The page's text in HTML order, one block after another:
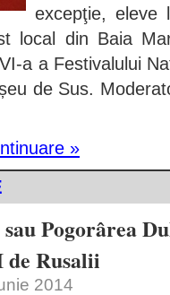
excepţie, eleve
local din Baia
a a Festivalului
de Sus.
»
Pogorârea
Rusalii
2014